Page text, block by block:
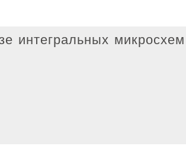
интегральных микросхем